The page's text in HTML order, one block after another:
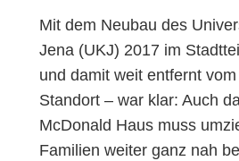
Mit dem Neubau des
Jena (UKJ) 2017 im
und damit weit entfernt
Standort – war klar: Auch
McDonald Haus muss
Familien weiter ganz nah